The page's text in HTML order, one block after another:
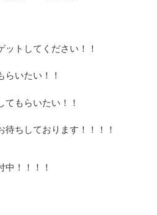
ットしてください！！
らいたい！！
てもらいたい！！
ちしております！！！！
中！！！！